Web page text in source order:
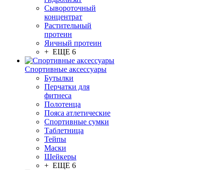
Сывороточный
концентрат
Растительный
протеин
Яичный протеин
+ ЕЩЕ 6
Спортивные аксессуары
Бутылки
Перчатки для
фитнеса
Полотенца
Пояса атлетические
Спортивные сумки
Таблетница
Тейпы
Маски
Шейкеры
+ ЕЩЕ 6